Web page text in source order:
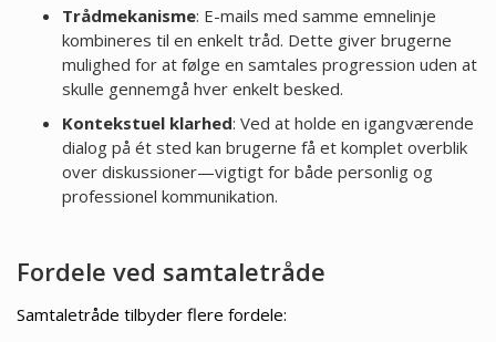
Trådmekanisme: E-mails med samme emnelinje
kombineres til en enkelt tråd. Dette giver brugerne
mulighed for at følge en samtales progression uden at
skulle gennemgå hver enkelt besked.
Kontekstuel klarhed: Ved at holde en igangværende
dialog på ét sted kan brugerne få et komplet overblik
over diskussioner—vigtigt for både personlig og
professionel kommunikation.
Fordele ved samtaletråde
Samtaletråde tilbyder flere fordele: